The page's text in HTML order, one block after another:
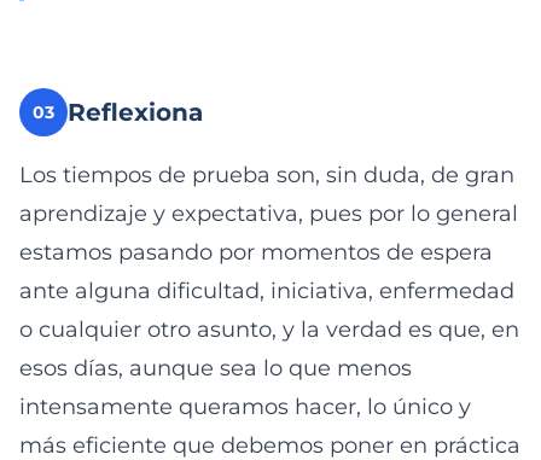
03 Reflexiona
Los tiempos de prueba son, sin duda, de gran
aprendizaje y expectativa, pues por lo general
estamos pasando por momentos de espera
ante alguna dificultad, iniciativa, enfermedad
o cualquier otro asunto, y la verdad es que, en
esos días, aunque sea lo que menos
intensamente queramos hacer, lo único y
más eficiente que debemos poner en práctica